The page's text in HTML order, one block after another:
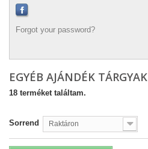
Forgot your password?
EGYÉB AJÁNDÉK TÁRGYAK
18 terméket találtam.
Sorrend Raktáron